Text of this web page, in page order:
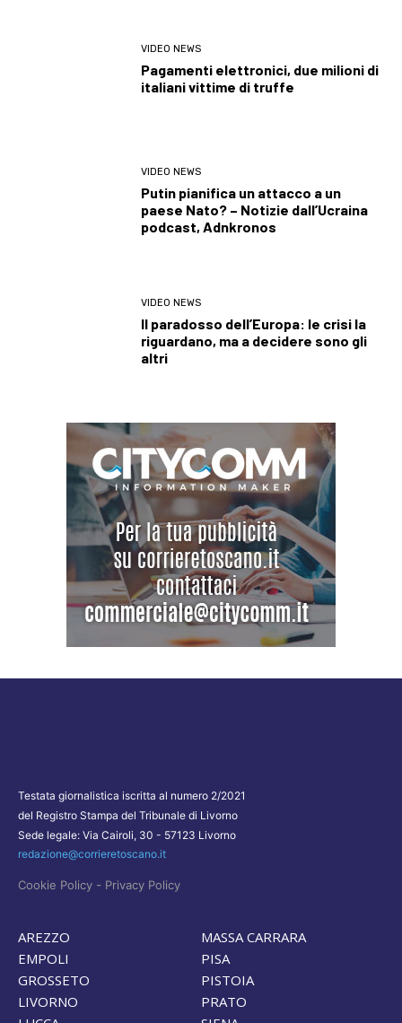
VIDEO NEWS
Pagamenti elettronici, due milioni di
italiani vittime di truffe
VIDEO NEWS
Putin pianifica un attacco a un
paese Nato? – Notizie dall’Ucraina
podcast, Adnkronos
VIDEO NEWS
Il paradosso dell’Europa: le crisi la
riguardano, ma a decidere sono gli
altri
Testata giornalistica iscritta al numero 2/2021
del Registro Stampa del Tribunale di Livorno
Sede legale: Via Cairoli, 30 - 57123 Livorno
redazione@corrieretoscano.it
Cookie Policy - Privacy Policy
AREZZO
EMPOLI
GROSSETO
LIVORNO
MASSA CARRARA
PISA
PISTOIA
PRATO